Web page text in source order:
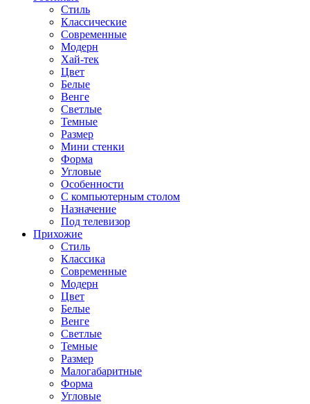
Стиль
Классические
Современные
Модерн
Хай-тек
Цвет
Белые
Венге
Светлые
Темные
Размер
Мини стенки
Форма
Угловые
Особенности
С компьютерным столом
Назначение
Под телевизор
Прихожие
Стиль
Классика
Современные
Модерн
Цвет
Белые
Венге
Светлые
Темные
Размер
Малогабаритные
Форма
Угловые